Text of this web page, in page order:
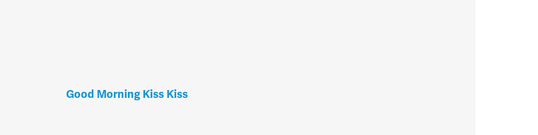
Good Morning Kiss Kiss